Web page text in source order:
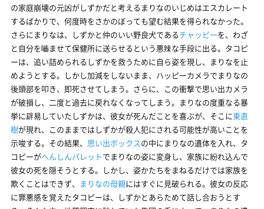
の家庭崩壊の元凶がしずかだと考えるまりなのいじめはエスカレート
するばかりで、何度時をさかのぼっても望む結果を得られなかった。
さらにまりなは、しずかと仲のいい野良犬であるチャッピーを、わざ
と自分を嚙ませて保健所に送らせるという悪辣な手段に出る。タコピ
ーは、追い詰められるしずかを救うために自ら姿を現し、まりなを止
めようとする。しかし加減をしないまま、ハッピーカメラでまりなの
後頭部を叩き、即死させてしまう。さらに、この衝撃で思い出カメラ
が破損し、二度と過去に戻れなくなってしまう。まりなの度重なる暴
挙に辟易していたしずかは、彼女が死んだことを喜ぶが、そこに東直
樹が現れ、このままではしずかが殺人犯にされる可能性が高いことを
示唆する。その結果、 思い出ボックスの中にまりなの遺体を入れ、タ
コピーがへんしんパレットでまりなの姿に変身し、家族に紛れ込んで
彼女の死を隠そうとする。しかし、姿かたちをまねるだけでは家族を
欺くことはできず、
まりなの母親にはすぐに見破られる。彼女の反応
に罪悪感を覚えたタコピーは、しずかとあらためて話し合おうとす